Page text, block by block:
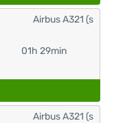
01h 29min
Airbus A321 (s
Airbus A321 (s